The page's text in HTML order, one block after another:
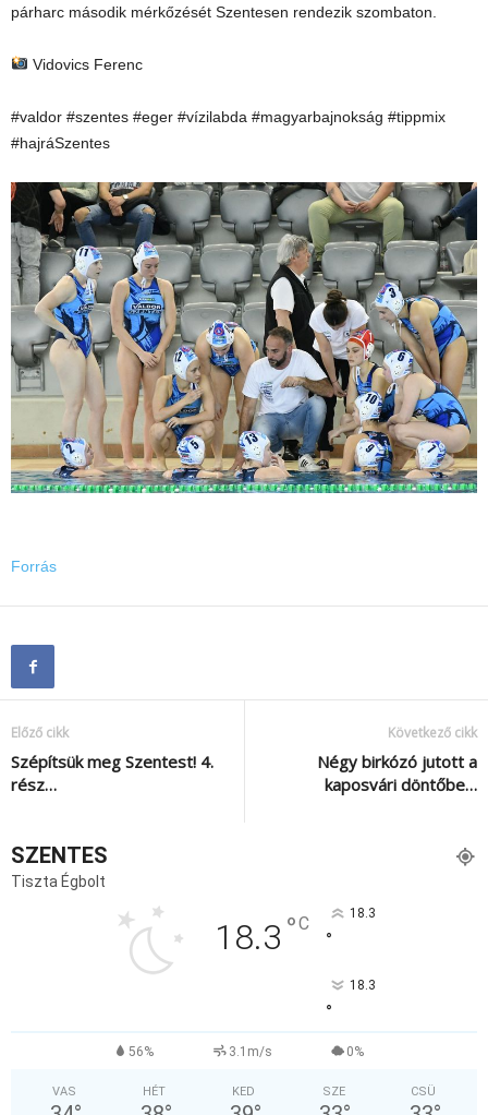
párharc második mérkőzését Szentesen rendezik szombaton.
Vidovics Ferenc
#valdor #szentes #eger #vízilabda #magyarbajnokság #tippmix
#hajráSzentes
Forrás
Előző cikk
Szépítsük meg Szentest! 4.
rész…
Következő cikk
Négy birkózó jutott a
kaposvári döntőbe…
SZENTES
Tiszta Égbolt
18.3 °C 18.3
°
18.3
°
56% 3.1m/s 0%
VAS HÉT KED SZE CSÜ